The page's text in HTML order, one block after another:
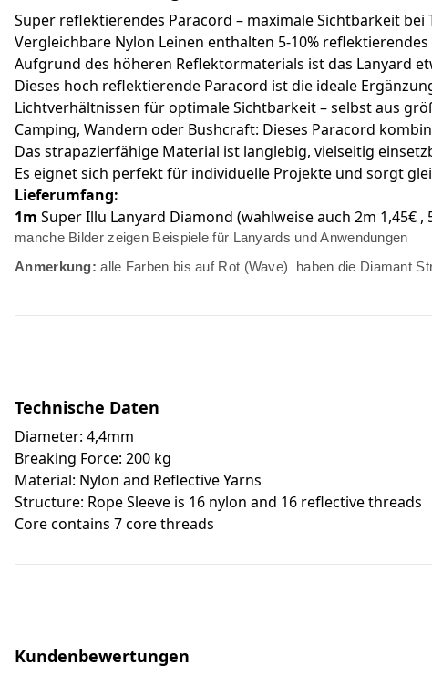
Super reflektierendes Paracord – maximale Sichtbarkeit bei
Vergleichbare Nylon Leinen enthalten 5-10%
Aufgrund des höheren Reflektormaterials ist das Lanyard
Dieses hoch reflektierende Paracord ist die ideale
Lichtverhältnissen für optimale Sichtbarkeit – selbst aus
Camping, Wandern oder Bushcraft: Dieses Paracord
Das strapazierfähige Material ist langlebig, vielseitig
Es eignet sich perfekt für individuelle Projekte und sorgt
Lieferumfang:
1m Super Illu Lanyard Diamond (wahlweise auch 2m 1,45€ ,
manche Bilder zeigen Beispiele für Lanyards und Anwendungen
Anmerkung:alle Farben bis auf Rot (Wave) haben die Diamant
Technische Daten
Diameter: 4,4mm
Breaking Force: 200 kg
Material: Nylon and Reflective Yarns
Structure: Rope Sleeve is 16 nylon and 16 reflective threads
Core contains 7 core threads
Kundenbewertungen